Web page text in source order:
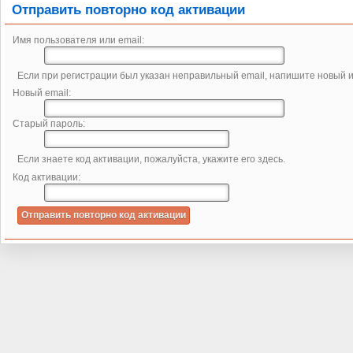
Отправить повторно код активации
Имя пользователя или email:
Если при регистрации был указан неправильный email, напишите новый
Новый email:
Старый пароль:
Если знаете код активации, пожалуйста, укажите его здесь.
Код активации: